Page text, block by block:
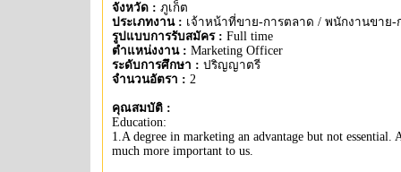
จังหวัด : ภูเก็ต
ประเภทงาน : เจ้าหน้าที่ขาย-การตลาด / พนักงานขาย-
รูปแบบการรับสมัคร : Full time
ตำแหน่งงาน : Marketing Officer
ระดับการศึกษา : ปริญญาตรี
จำนวนอัตรา : 2
คุณสมบัติ :
Education:
1.A degree in marketing an advantage but not essential.
much more important to us.